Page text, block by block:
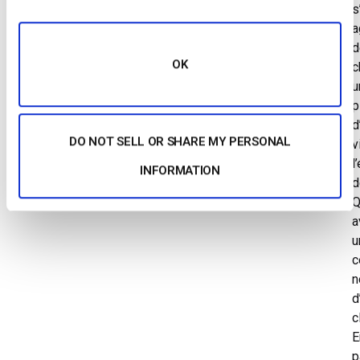
OK
DO NOT SELL OR SHARE MY PERSONAL
INFORMATION